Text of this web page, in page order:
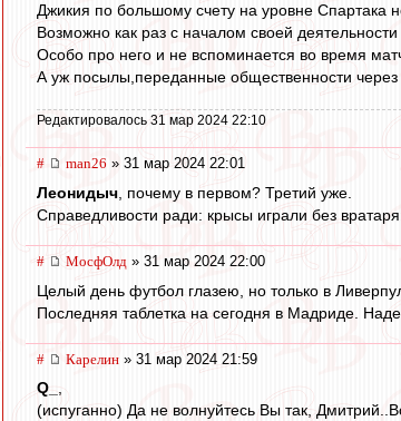
Джикия по большому счету на уровне Спартака
Возможно как раз с началом своей деятельности
Особо про него и не вспоминается во время
А уж посылы,переданные общественности через
Редактировалось 31 мар 2024 22:10
# man26 » 31 мар 2024 22:01
Леонидыч , почему в первом? Третий уже.
Справедливости ради: крысы играли без
# МосфОлд » 31 мар 2024 22:00
Целый день футбол глазею, но только в
Последняя таблетка на сегодня в Мадриде.
# Карелин » 31 мар 2024 21:59
Q_ ,
(испуганно) Да не волнуйтесь Вы так,